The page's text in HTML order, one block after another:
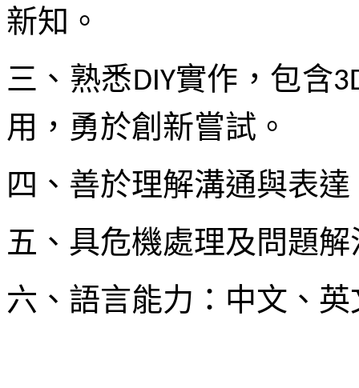
新知。
三、熟悉DIY實作，包含
用，勇於創新嘗試。
四、善於理解溝通與表
五、具危機處理及問題
六、語言能力：中文、英